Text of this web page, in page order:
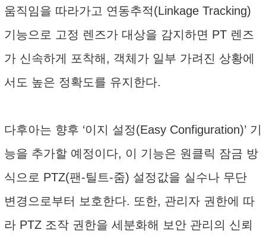
움직임을 따라가고 연동추적(Linkage Tracking)
기능으로 고정 렌즈가 대상을 감지하면 PT 렌즈
가 신속하게 포착해, 객체가 일부 가려진 상황에
서도 높은 정확도를 유지한다.
다후아는 향후 ‘이지 설정(Easy Configuration)’ 기
능을 추가할 예정이다, 이 기능은 원클릭 잠금 방
식으로 PTZ(팬-틸트-줌) 설정값을 실수나 무단
변경으로부터 보호한다. 또한, 관리자 권한에 따
라 PTZ 조작 권한을 세분화해 보안 관리의 신뢰